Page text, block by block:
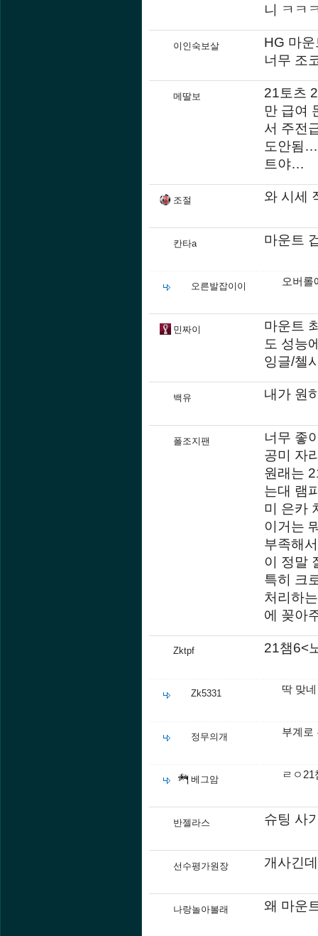
니 ㅋㅋ
이인숙보살
HG 마
너무 조
메딸보
21토츠
만 급여
서 주전
도안됨
트야…
조절 와 시세
칸타a 마운트
오른발잡이이 오버롤
민짜이
마운트
도 성능
잉글/첼
백유 내가 원
폴조지팬
너무 좋
공미 자
원래는
는대 램
미 은카
이거는
부족해
이 정말
특히 크
처리하
에 꽂아
Zktpf 21챔6<
Zk5331 딱 맞
정무의개 부계로
베그암 ㄹㅇ
반젤라스 슈팅 사
선수평가원장 개사긴
나랑놀아볼래 왜 마운